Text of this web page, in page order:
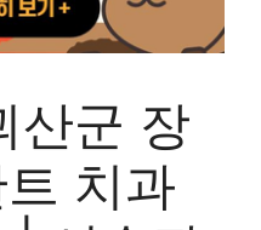
산군 장
치과